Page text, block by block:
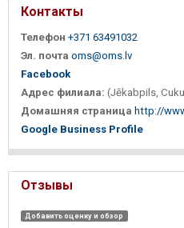
Контакты
Телефон +371 63491032
Эл. почта oms@oms.lv
Facebook
Адрес филиала: (Jēkabpils,
Домашняя страница http://
Google Business Profile
Отзывы
Добавить оценку и обзор